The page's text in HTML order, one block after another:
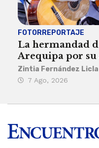
FOTORREPORTAJE
La hermandad
Arequipa por
Zintia Fernández Licla
7 Ago, 2026